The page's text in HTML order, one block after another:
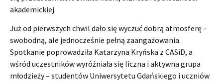
akademickiej.
Już od pierwszych chwil dało się wyczuć dobrą atmosferę –
swobodną, ale jednocześnie pełną zaangażowania.
Spotkanie poprowadziła Katarzyna Kryńska z CASiD, a
wśród uczestników wyróżniała się liczna i aktywna grupa
młodzieży – studentów Uniwersytetu Gdańskiego i uczniów